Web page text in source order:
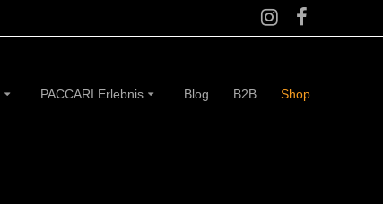
PACCARI Erlebnis Blog B2B Shop